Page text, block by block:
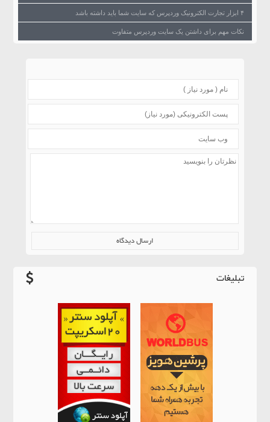
۴ ابزار تجارت الکترونیک وردپرس که سایت شما باید داشته باشد
نکات مهم برای داشتن یک سایت وردپرس متفاوت
تبلیغات